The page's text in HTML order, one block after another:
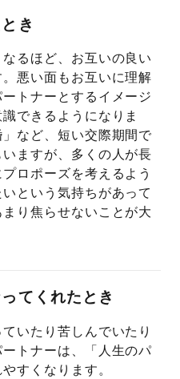
き
るほど、お互いの良い
悪い面もお互いに理解
トナーとするイメージ
できるようになりま
など、短い交際期間で
ますが、多くの人が長
ロポーズを考えるよう
という気持ちがあって
り焦らせないことが大
てくれたとき
いたり苦しんでいたり
トナーは、「人生のパ
すくなります。